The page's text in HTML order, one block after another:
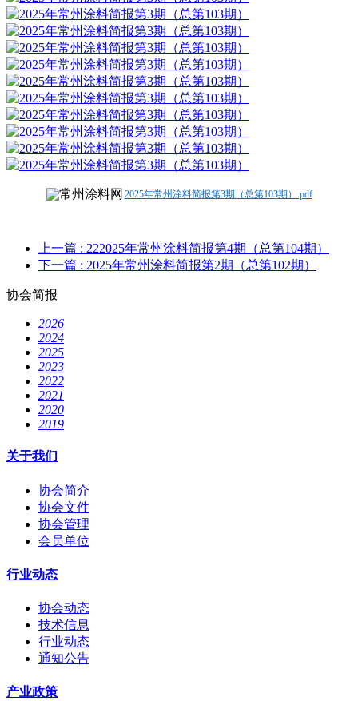
2025年常州涂料简报第3期（总第103期）.pdf
上一篇 : 222025年常州涂料简报第4期（总第104期）
下一篇 : 2025年常州涂料简报第2期（总第102期）
协会简报
2026
2024
2025
2023
2022
2021
2020
2019
关于我们
协会简介
协会文件
协会管理
会员单位
行业动态
协会动态
技术信息
行业动态
通知公告
产业政策